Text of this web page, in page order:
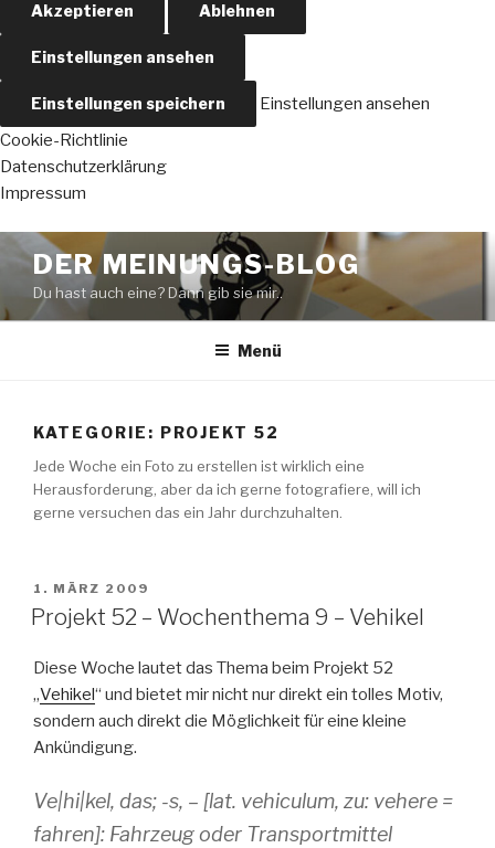
Akzeptieren Ablehnen
Einstellungen ansehen
Einstellungen speichern
Einstellungen ansehen
Cookie-Richtlinie
Datenschutzerklärung
Impressum
Zum
Inhalt
springen
DER MEINUNGS-BLOG
Du hast auch eine? Dann gib sie mir..
Menü
KATEGORIE: PROJEKT 52
Jede Woche ein Foto zu erstellen ist wirklich eine
Herausforderung, aber da ich gerne fotografiere, will ich
gerne versuchen das ein Jahr durchzuhalten.
VERÖFFENTLICHT
AM
1. MÄRZ 2009
Projekt 52 – Wochenthema 9 – Vehikel
Diese Woche lautet das Thema beim Projekt 52
„Vehikel“ und bietet mir nicht nur direkt ein tolles Motiv,
sondern auch direkt die Möglichkeit für eine kleine
Ankündigung.
Ve|hi|kel, das; -s, – [lat. vehiculum, zu: vehere =
fahren]: Fahrzeug oder Transportmittel